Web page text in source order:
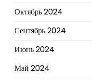
Октябрь 2024
Сентябрь 2024
Июнь 2024
Май 2024